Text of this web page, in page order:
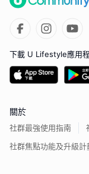
下載 U Lifestyle應用
關於
社群最強使用指南
社群焦點功能及升級計